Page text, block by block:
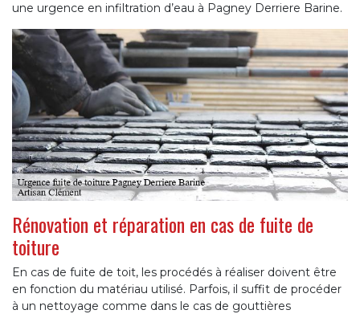
une urgence en infiltration d’eau à Pagney Derriere Barine.
Rénovation et réparation en cas de fuite de
toiture
En cas de fuite de toit, les procédés à réaliser doivent être
en fonction du matériau utilisé. Parfois, il suffit de procéder
à un nettoyage comme dans le cas de gouttières